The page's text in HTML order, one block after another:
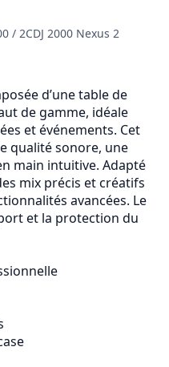
/ 2CDJ 2000 Nexus 2
d’une table de
de gamme, idéale
et événements. Cet
qualité sonore, une
main intuitive. Adapté
mix précis et créatifs
avancées. Le
et la protection du